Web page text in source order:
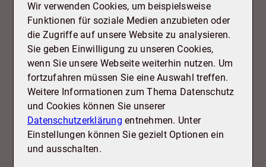
Interessiert?
Senden Sie uns Ihre Bewerbungsunterlagen per E-
Mail an info@tdb-sz.de. Wir freuen uns auf Ihre
Anfrage!
Für die Bearbeitung benötigen wir:
✅ Die letzten drei Gehaltsabrechnungen
✅ Eine aktuelle Schufa-Auskunft
✅ Eine Mietschuldenfreiheitsbescheinigung
✅ Die ausgefüllte Selbstauskunft (im Exposé
enthalten)
Wir verwenden Cookies, um beispielsweise
Funktionen für soziale Medien anzubieten oder
die Zugriffe auf unsere Website zu analysieren.
Sie geben Einwilligung zu unseren Cookies,
wenn Sie unsere Webseite weiterhin nutzen. Um
fortzufahren müssen Sie eine Auswahl treffen.
Weitere Informationen zum Thema Datenschutz
und Cookies können Sie unserer
Datenschutzerklärung entnehmen. Unter
Einstellungen können Sie gezielt Optionen ein
und ausschalten.